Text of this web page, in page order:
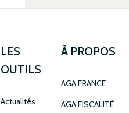
LES
OUTILS
Actualités
À PROPOS
AGA FRANCE
AGA FISCALITÉ